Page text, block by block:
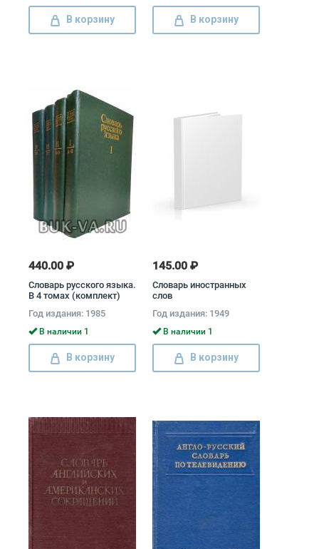
В корзину В корзину
440.00 ₽
Словарь русского языка.
В 4 томах (комплект)
Год издания: 1985
В наличии 1
В корзину
145.00 ₽
Словарь иностранных
слов
Год издания: 1949
В наличии 1
В корзину